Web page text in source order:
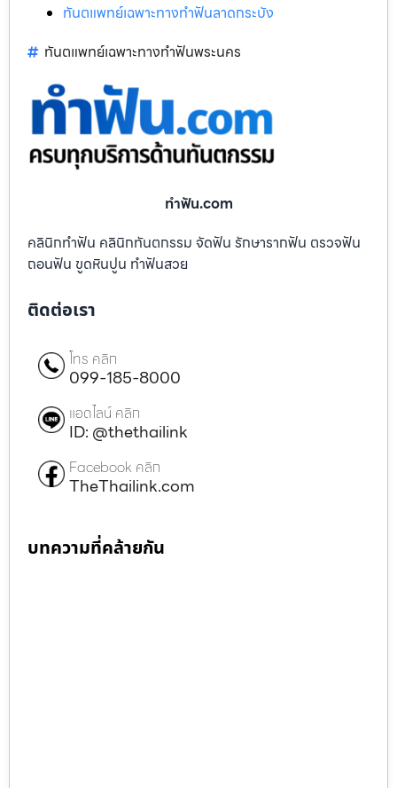
ทันตแพทย์เฉพาะทางทำฟันลาดกระบัง
ทันตแพทย์เฉพาะทางทำฟันพระนคร
ทําฟัน.com
คลินิกทำฟัน คลินิกทันตกรรม จัดฟัน รักษารากฟัน ตรวจฟัน
ถอนฟัน ขูดหินปูน ทำฟันสวย
ติดต่อเรา
โทร คลิก
099-185-8000
แอดไลน์ คลิก
ID: @thethailink
Facebook คลิก
TheThailink.com
บทความที่คล้ายกัน